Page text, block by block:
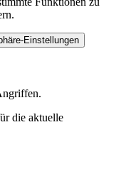
Einstellungen
die aktuelle